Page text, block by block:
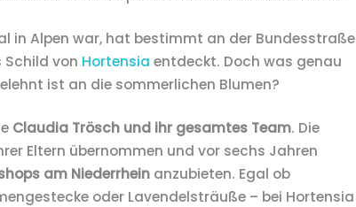
in Alpen war, hat bestimmt an der Bundesstraße
Schild von Hortensia entdeckt. Doch was genau
ist an die sommerlichen Blumen?
Claudia Trösch und ihr gesamtes Team. Die
Eltern übernommen und vor sechs Jahren
am Niederrheinanzubieten. Egal ob
oder Lavendelsträuße – bei Hortensia